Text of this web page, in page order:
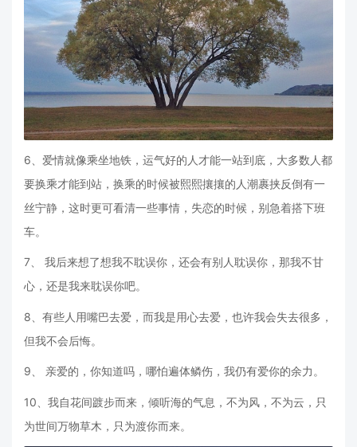
6、爱情就像乘坐地铁，运气好的人才能一站到底，大多数人都
要换乘才能到站，换乘的时候被熙熙攘攘的人潮裹挟反倒有一
丝宁静，这时更可看清一些事情，失恋的时候，别急着搭下班
车。
7、 我后来想了想我不耽误你，还会有别人耽误你，那我不甘
心，还是我来耽误你吧。
8、有些人用嘴巴去爱，而我是用心去爱，也许我会失去很多，
但我不会后悔。
9、 亲爱的，你知道吗，哪怕遍体鳞伤，我仍有爱你的余力。
10、我自花间踱步而来，倾听海的气息，不为风，不为云，只
为世间万物草木，只为渡你而来。